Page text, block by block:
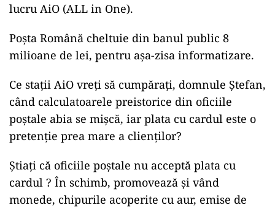
lucru AiO (ALL in One).
Poșta Română cheltuie din banul public 8
milioane de lei, pentru așa-zisa informatizare.
Ce stații AiO vreți să cumpărați, domnule Ștefan,
când calculatoarele preistorice din oficiile
poștale abia se mișcă, iar plata cu cardul este o
pretenție prea mare a clienților?
Știați că oficiile poștale nu acceptă plata cu
cardul ? În schimb, promovează și vând
monede, chipurile acoperite cu aur, emise de